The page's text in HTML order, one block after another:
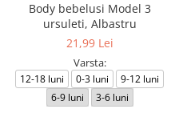
Body bebelusi Model 3
ursuleti, Albastru
21,99 Lei
Varsta:
12-18 luni 0-3 luni
9-12 luni
6-9 luni
3-6 luni